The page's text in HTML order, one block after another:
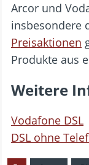
Arcor und
insbesondere
Preisaktionen
Produkte aus
Weitere
Vodafone DSL
DSL ohne